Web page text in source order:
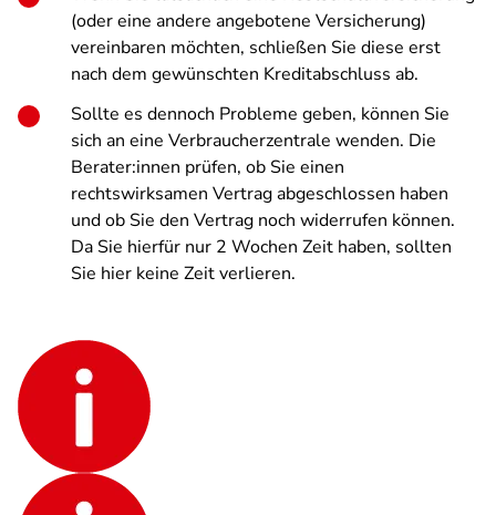
(oder eine andere angebotene Versicherung)
vereinbaren möchten, schließen Sie diese erst
nach dem gewünschten Kreditabschluss ab.
Sollte es dennoch Probleme geben, können Sie
sich an eine Verbraucherzentrale wenden. Die
Berater:innen prüfen, ob Sie einen
rechtswirksamen Vertrag abgeschlossen haben
und ob Sie den Vertrag noch widerrufen können.
Da Sie hierfür nur 2 Wochen Zeit haben, sollten
Sie hier keine Zeit verlieren.